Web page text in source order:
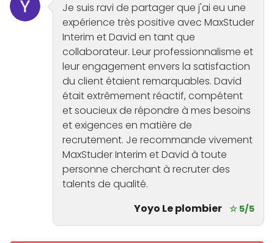
Je suis ravi de partager que j'ai eu une
expérience très positive avec MaxStuder
Interim et David en tant que
collaborateur. Leur professionnalisme et
leur engagement envers la satisfaction
du client étaient remarquables. David
était extrêmement réactif, compétent
et soucieux de répondre à mes besoins
et exigences en matière de
recrutement. Je recommande vivement
MaxStuder Interim et David à toute
personne cherchant à recruter des
talents de qualité.
Yoyo Le plombier ☆ 5/5